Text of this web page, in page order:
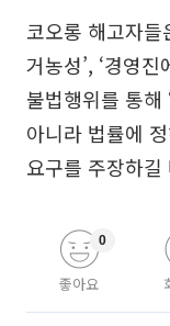
코오롱 해고자들
거농성’, ‘경영
불법행위를 통해
아니라 법률에
요구를 주장하길
좋아요
0